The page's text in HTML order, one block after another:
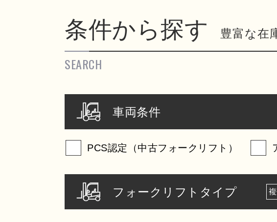
条件から探す 豊富な在
SEARCH
車両条件
PCS認定（中古フォークリフト）
フォークリフトタイプ